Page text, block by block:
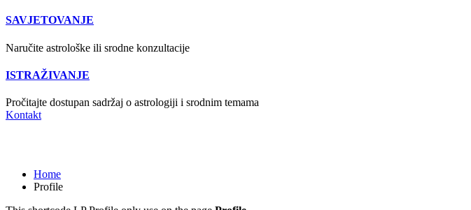
SAVJETOVANJE
Naručite astrološke ili srodne konzultacije
ISTRAŽIVANJE
Pročitajte dostupan sadržaj o astrologiji i srodnim temama
Kontakt
Home
Profile